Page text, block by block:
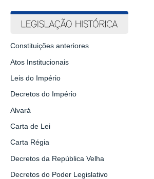
Constituições anteriores
Atos Institucionais
Leis do Império
Decretos do Império
Alvará
Carta de Lei
Carta Régia
Decretos da República Velha
Decretos do Poder Legislativo